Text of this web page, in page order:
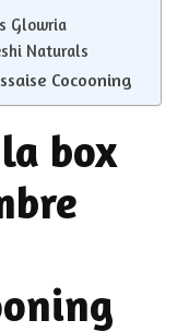
Glowria
Naturals
Cocooning
box